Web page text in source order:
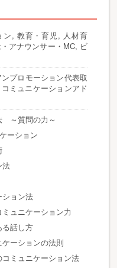
ン, 教育・育児, 人材育
アナウンサー・MC, ビ
プロモーション代表取
ミュニケーションアド
～質問の力～
ーション
法
ョン法
ュニケーション力
る話し方
ーションの法則
ミュニケーション法